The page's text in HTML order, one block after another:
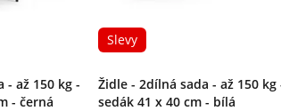
- až 150 kg -
cm - černá
Slevy
Židle - 2dílná sada - až 150 kg
sedák 41 x 40 cm - bílá